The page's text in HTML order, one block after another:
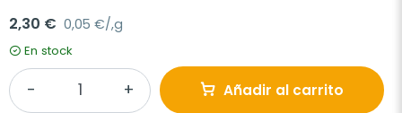
2,30 € 0,05 €/,g
En stock
Añadir al carrito